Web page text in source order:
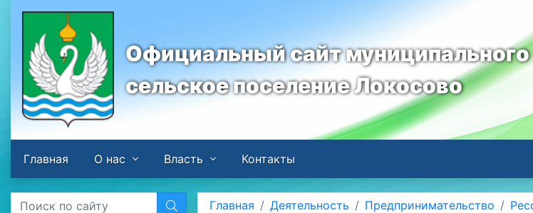
Официальный сайт муниципального
сельское поселение Локосово
Главная
О нас Власть Контакты
Главная Деятельность Предпринимательство